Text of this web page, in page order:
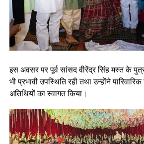
इस अवसर पर पूर्व सांसद वीरेंद्र सिंह मस्त के
भी प्रभावी उपस्थिति रही तथा उन्होंने
अतिथियों का स्वागत किया।